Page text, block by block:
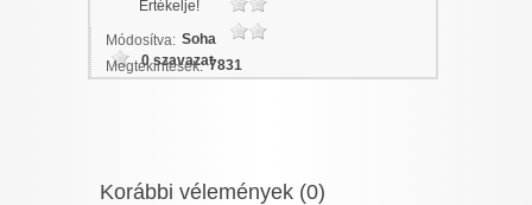
Értékelje!
0 szavazat
Módosítva: Soha
Megtekintések: 7831
Korábbi vélemények (0)